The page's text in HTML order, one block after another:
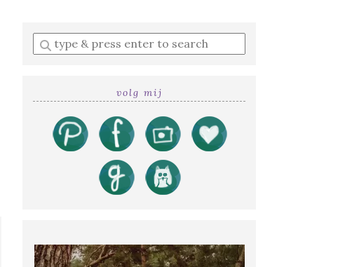
Enter
a
volg mij